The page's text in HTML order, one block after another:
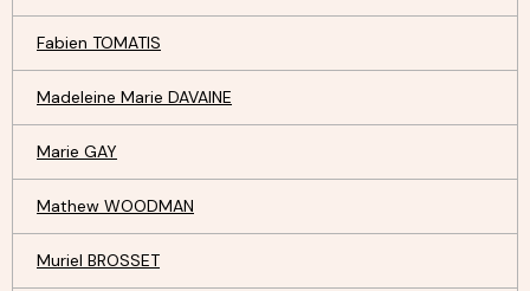
Fabien TOMATIS
Madeleine Marie DAVAINE
Marie GAY
Mathew WOODMAN
Muriel BROSSET